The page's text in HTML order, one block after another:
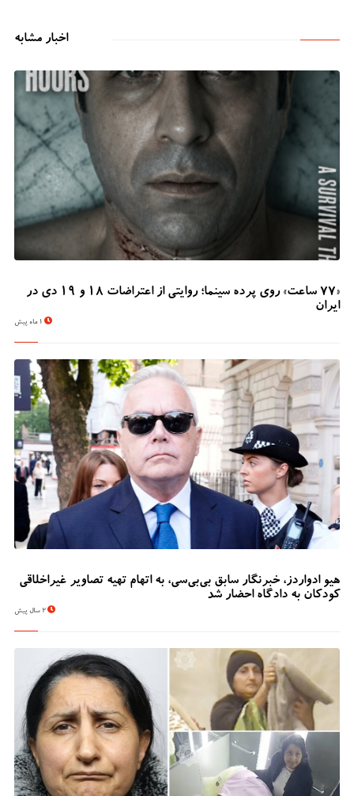
اخبار مشابه
«۷۷ ساعت» روی پرده سینما؛ روایتی از اعتراضات ۱۸ و ۱۹ دی در
ایران
هیو ادواردز، خبرنگار سابق بی‌بی‌سی، به اتهام تهیه تصاویر غیراخلاقی
کودکان به دادگاه احضار شد
2 سال پیش